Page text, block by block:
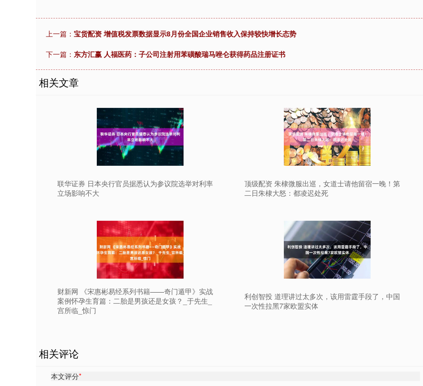
上一篇： 宝货配资 增值税发票数据显示8月份全国企业销售收入保持较快增长态势
下一篇： 东方汇赢 人福医药：子公司注射用苯磺酸瑞马唑仑获得药品注册证书
相关文章
联华证券 日本央行官员据悉认为参议院选举对利率
立场影响不大
顶级配资 朱棣微服出巡，女道士请他留宿一晚！第
二日朱棣大怒：都凌迟处死
财新网 《宋惠彬易经系列书籍——奇门遁甲》实战
案例怀孕生育篇：二胎是男孩还是女孩？_于先生_
宫所临_惊门
利创智投 道理讲过太多次，该用雷霆手段了，中国
一次性拉黑7家欧盟实体
相关评论
本文评分*
21.92 0.57%